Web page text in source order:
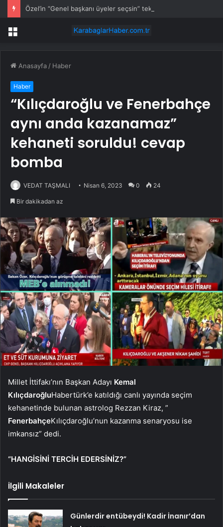
Menü
Anasayfa / Haber
Haber
“Kılıçdaroğlu ve Fenerbahçe
aynı anda kazanamaz”
kehaneti soruldu! cevap
bomba
VEDAT TAŞMALI Nisan 6, 2023 0 24
Bir dakikadan az
Millet İttifakı’nın Başkan Adayı Kemal
KılıçdaroğluHabertürk’e katıldığı canlı yayında seçim
kehanetinde bulunan astrolog Rezzan Kiraz, ”
FenerbahçeKılıçdaroğlu’nun kazanma senaryosu ise
imkansız” dedi.
“HANGİSİNİ TERCİH EDERSİNİZ?”
İlgili Makaleler
Günlerdir entübeydi! Kadir İnanır’dan